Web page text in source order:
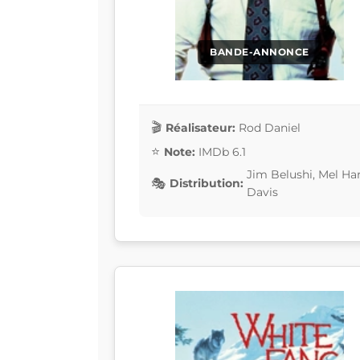
BANDE-ANNONCE
Réalisateur: Rod Daniel
Note: IMDb 6.1
Distribution:
Jim Belushi, Mel
Davis